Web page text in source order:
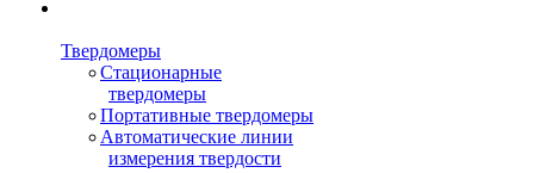
Твердомеры
Стационарные
твердомеры
Портативные твердомеры
Автоматические линии
измерения твердости